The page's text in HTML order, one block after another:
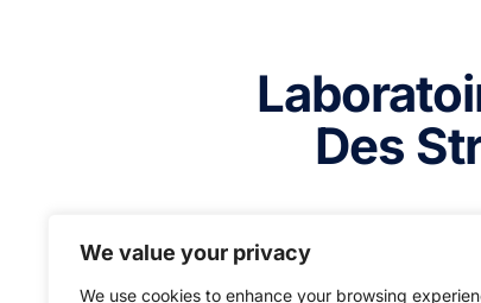
We value your privacy
We use cookies to enhance your browsing
Des